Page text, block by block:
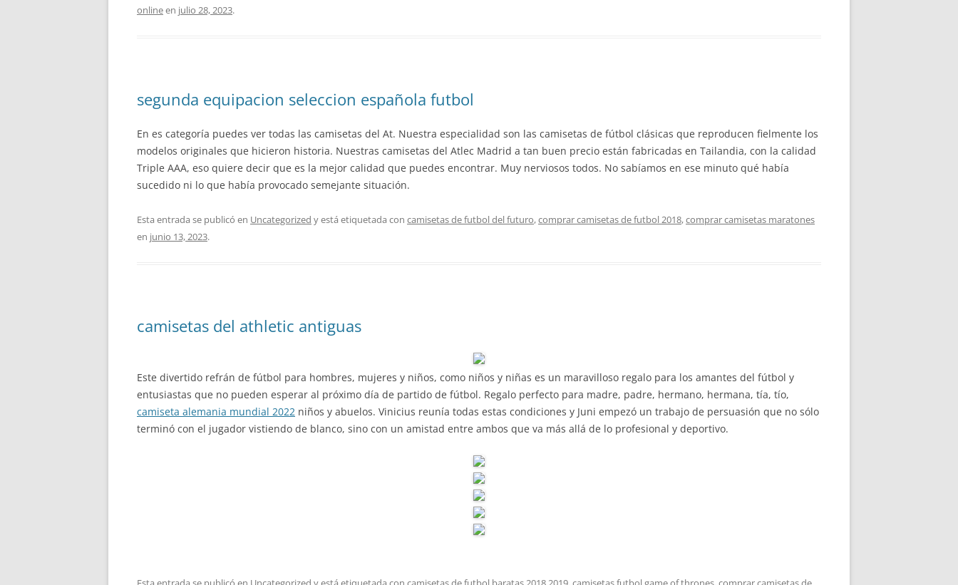
onlineen julio 28, 2023.
segunda equipacion seleccion española futbol
En es categoría puedes ver todas las camisetas del At. Nuestra especialidad son las camisetas de fútbol clásicas que reproducen fielmente los
modelos originales que hicieron historia. Nuestras camisetas del Atlec Madrid a tan buen precio están fabricadas en Tailandia, con la calidad
Triple AAA, eso quiere decir que es la mejor calidad que puedes encontrar. Muy nerviosos todos. No sabíamos en ese minuto qué había
sucedido ni lo que había provocado semejante situación.
Esta entrada se publicó en Uncategorized y está etiquetada con camisetas de futbol del futuro,comprar camisetas de futbol 2018,comprar camisetas maratones
en junio 13, 2023.
camisetas del athletic antiguas
Este divertido refrán de fútbol para hombres, mujeres y niños, como niños y niñas es un maravilloso regalo para los amantes del fútbol y
entusiastas que no pueden esperar al próximo día de partido de fútbol. Regalo perfecto para madre, padre, hermano, hermana, tía, tío,
camiseta alemania mundial 2022 niños y abuelos. Vinicius reunía todas estas condiciones y Juni empezó un trabajo de persuasión que no sólo
terminó con el jugador vistiendo de blanco, sino con un amistad entre ambos que va más allá de lo profesional y deportivo.